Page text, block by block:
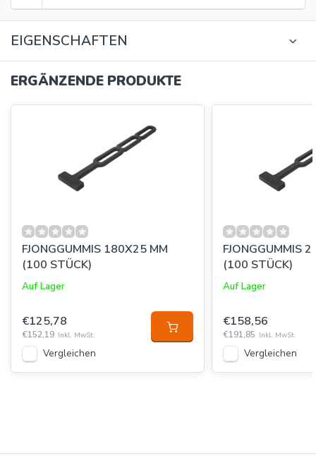
EIGENSCHAFTEN
ERGÄNZENDE PRODUKTE
FJONGGUMMIS 180X25 MM
(100 STÜCK)
Auf Lager
€125,78
€152,19 Inkl. MwSt.
Vergleichen
FJONGGUMMIS
(100 STÜCK)
Auf Lager
€158,56
€191,85 Inkl. MwSt.
Vergleichen